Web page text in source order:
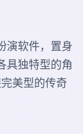
演软件，置身
具独特型的角
美型的传奇